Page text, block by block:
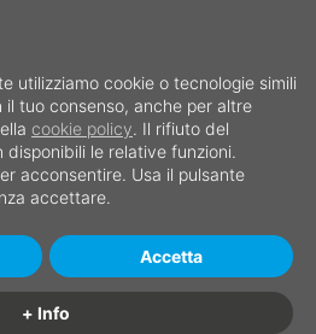
utilizziamo cookie o tecnologie simili
tuo consenso, anche per altre
cookie policy. Il rifiuto del
le relative funzioni.
acconsentire. Usa il pulsante
accettare.
+ Info
Accetta